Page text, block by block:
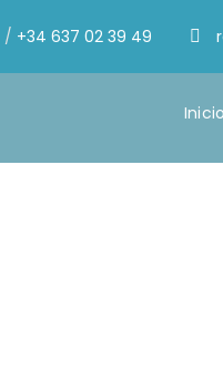
/ +34 637 02 39 49
Inicio